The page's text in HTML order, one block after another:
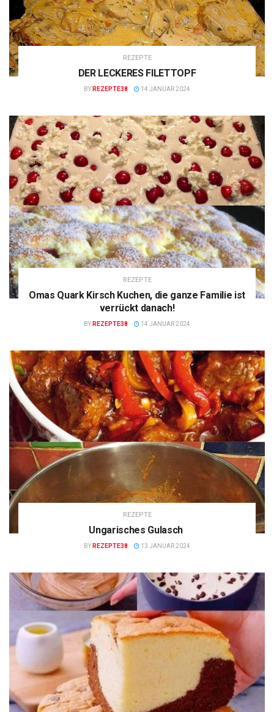
REZEPTE
DER LECKERES FILETTOPF
BY REZEPTE38 14 JANUAR 2024
REZEPTE
Omas Quark Kirsch Kuchen, die ganze Familie ist
verrückt danach!
BY REZEPTE38 14 JANUAR 2024
REZEPTE
Ungarisches Gulasch
BY REZEPTE38 13 JANUAR 2024